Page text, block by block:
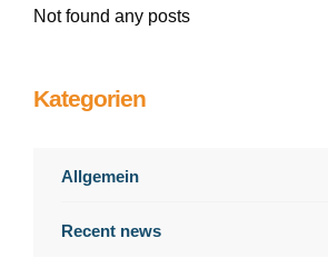
Not found any posts
Kategorien
Allgemein
Recent news